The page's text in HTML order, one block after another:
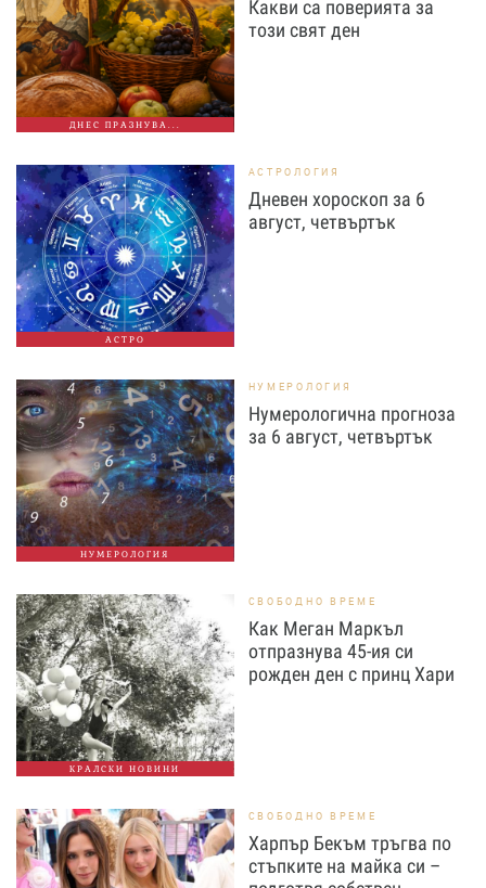
ДНЕС ПРАЗНУВА...
Какви са поверията за
този свят ден
АСТРО
АСТРОЛОГИЯ
Дневен хороскоп за 6
август, четвъртък
НУМЕРОЛОГИЯ
НУМЕРОЛОГИЯ
Нумерологична прогноза
за 6 август, четвъртък
КРАЛСКИ НОВИНИ
СВОБОДНО ВРЕМЕ
Как Меган Маркъл
отпразнува 45-ия си
рожден ден с принц Хари
СВОБОДНО ВРЕМЕ
Харпър Бекъм тръгва по
стъпките на майка си –